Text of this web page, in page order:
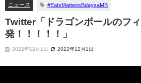
ニュース #EatsMatteosBdaysaMB
Twitter「ドラゴンボールのフ
発！！！！！」
2022年12月1日 2022年12月1日